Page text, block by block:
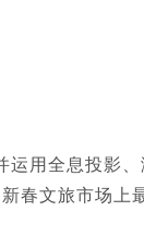
用全息投影、
春文旅市场上